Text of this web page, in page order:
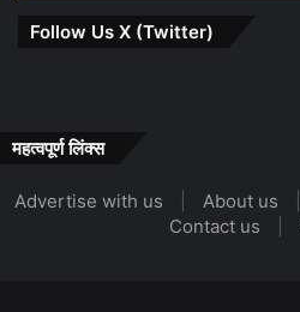
Follow Us X (Twitter)
महत्वपूर्ण लिंक्स
Advertise with us About us
Contact us